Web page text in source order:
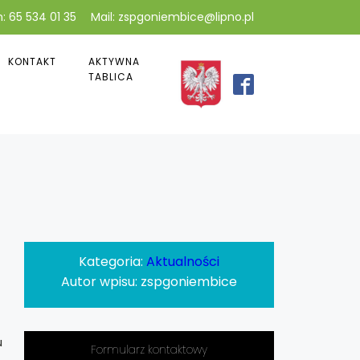
65 534 01 35 Mail: zspgoniembice@lipno.pl
KONTAKT
AKTYWNA
TABLICA
Kategoria: Aktualności
Autor wpisu: zspgoniembice
Formularz kontaktowy